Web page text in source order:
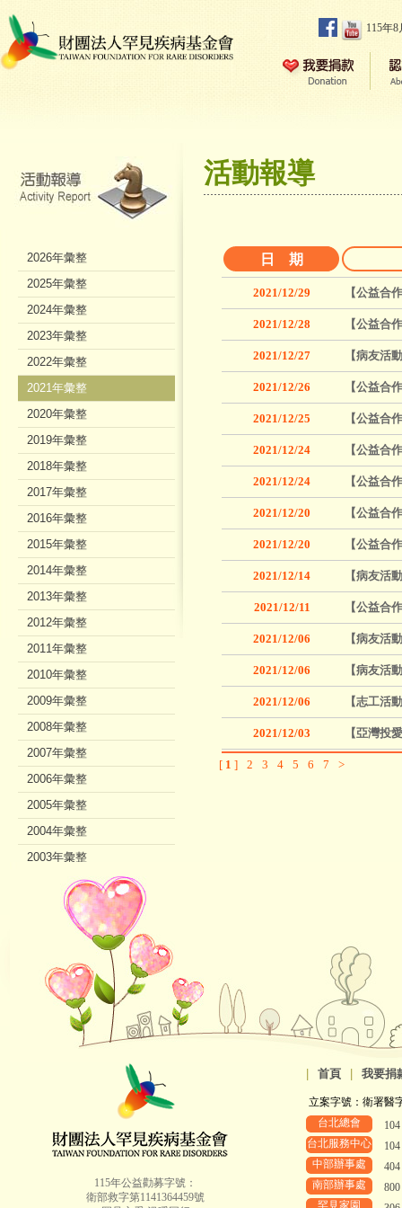
115年
活動報導
日 期
2021/12/29 【公益合
2021/12/28 【公益合
2021/12/27 【病友活
2021/12/26 【公益合
2021/12/25 【公益合
2021/12/24 【公益合
2021/12/24 【公益合
2021/12/20 【公益合
2021/12/20 【公益合
2021/12/14 【病友活
2021/12/11 【公益合
2021/12/06 【病友活
2021/12/06 【病友活
2021/12/06 【志工活
2021/12/03 【亞灣投
[ 1 ] 2 3 4 5 6 7 >
2026年彙整
2025年彙整
2024年彙整
2023年彙整
2022年彙整
2021年彙整
2020年彙整
2019年彙整
2018年彙整
2017年彙整
2016年彙整
2015年彙整
2014年彙整
2013年彙整
2012年彙整
2011年彙整
2010年彙整
2009年彙整
2008年彙整
2007年彙整
2006年彙整
2005年彙整
2004年彙整
2003年彙整
2002年彙整
115年公益勸募字號：
衛部救字第1141364459號
首頁 我要捐
立案字號：衛署醫
台北總會
台北服務中心
中部辦事處
南部辦事處
罕見家園